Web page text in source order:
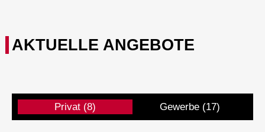
AKTUELLE ANGEBOTE
Privat (8) Gewerbe (17)